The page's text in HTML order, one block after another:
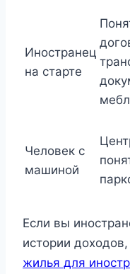
Иностранец
на старте
Человек с
машиной
Если вы
истории
жилья для